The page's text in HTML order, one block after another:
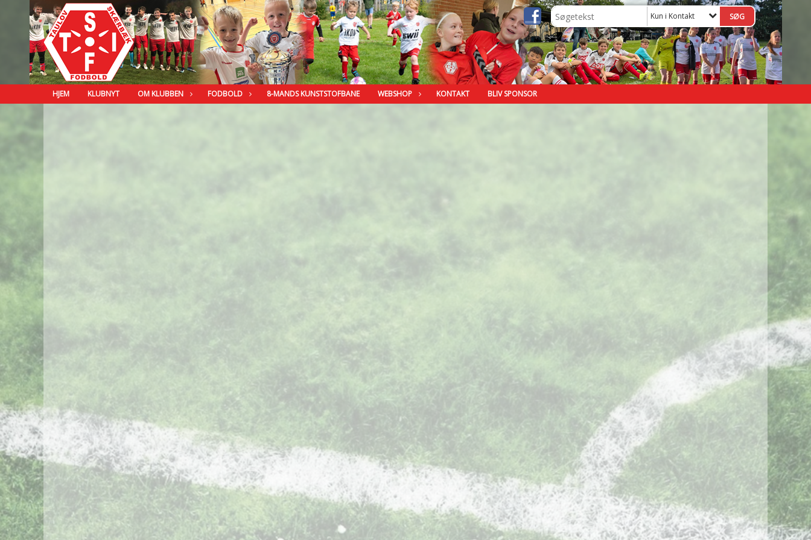
Kun i Kontakt
HJEM KLUBNYT OM KLUBBEN FODBOLD 8-MANDS KUNSTSTOFBANE WEBSHOP KONTAKT BLIV SPONSOR